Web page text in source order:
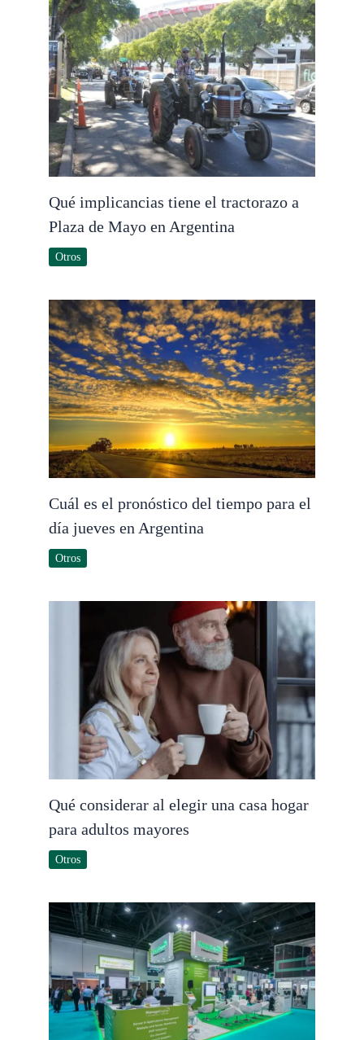
Qué implicancias tiene el tractorazo a
Plaza de Mayo en Argentina
Otros
Cuál es el pronóstico del tiempo para el
día jueves en Argentina
Otros
Qué considerar al elegir una casa hogar
para adultos mayores
Otros